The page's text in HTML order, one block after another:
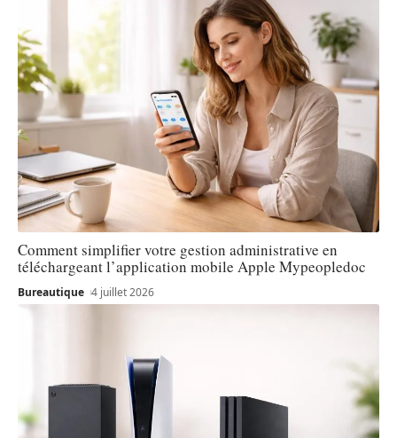
Comment simplifier votre gestion administrative en
téléchargeant l’application mobile Apple Mypeopledoc
Bureautique 4 juillet 2026